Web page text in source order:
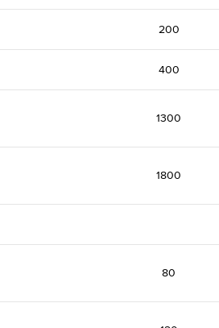
200
400
1300
1800
80